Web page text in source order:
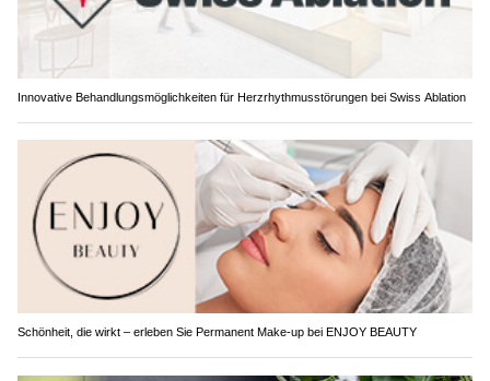
Innovative Behandlungsmöglichkeiten für Herzrhythmusstörungen bei Swiss Ablation
Schönheit, die wirkt – erleben Sie Permanent Make-up bei ENJOY BEAUTY